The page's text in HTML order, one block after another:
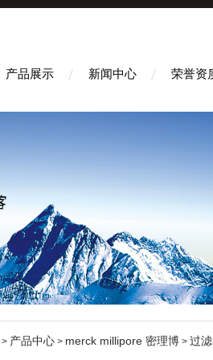
产品展示 新闻中心 荣誉资
> 产品中心 > merck millipore 密理博 > 过